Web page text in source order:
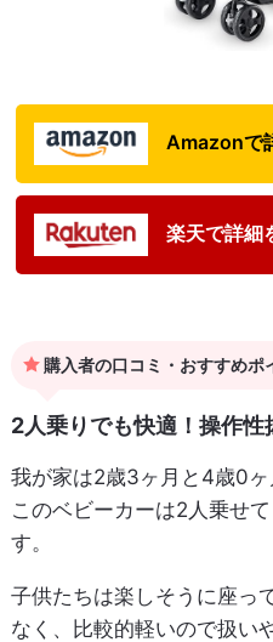
Amazonで
楽天で詳細
購入者の口コミ・おすすめポ
2人乗りでも快適！操作性
我が家は2歳3ヶ月と4歳0ヶ
このベビーカーは2人乗せ
す。
子供たちは楽しそうに座っ
なく、比較的軽いので扱い